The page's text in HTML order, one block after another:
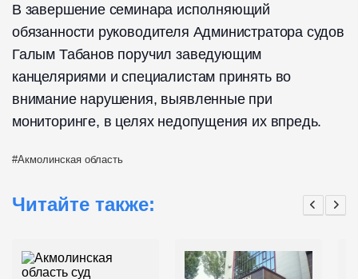
В завершение семинара исполняющий
обязанности руководителя Администратора судов
Галым Табанов поручил заведующим
канцеляриями и специалистам принять во
внимание нарушения, выявленные при
мониторинге, в целях недопущения их впредь.
Акмолинская область
Читайте также: